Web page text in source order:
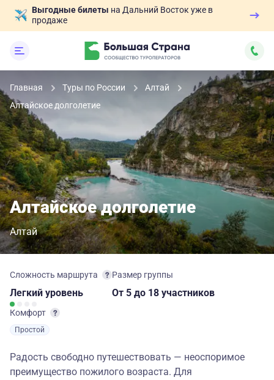
Выгодные билеты на Дальний Восток уже в
продаже
Главная Туры по России
Алтай
Алтайское долголетие
Алтайское долголетие
Алтай
Сложность маршрута
Легкий уровень
Комфорт
Простой
Размер группы
От 5 до 18 участников
Радость свободно путешествовать — неоспоримое
преимущество пожилого возраста. Для